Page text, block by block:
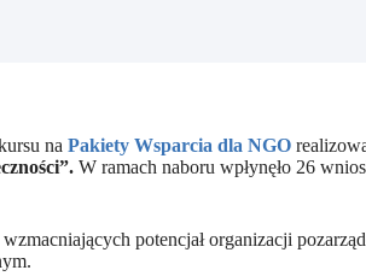
na Pakiety Wsparcia dla NGO
W ramach naboru wpłynęło 26
wzmacniających potencjał organizacji